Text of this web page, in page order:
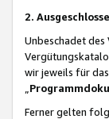
2.
Unbeschadet
wir jeweils für
Ferner gelten